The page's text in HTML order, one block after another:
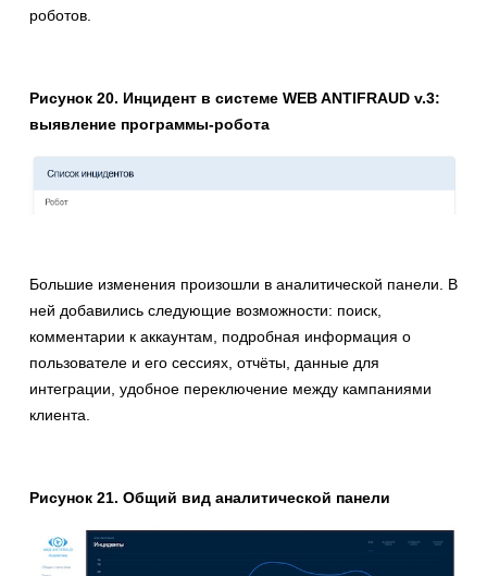
роботов.
Рисунок 20. Инцидент в системе WEB ANTIFRAUD v.3:
выявление программы-робота
Большие изменения произошли в аналитической панели. В
ней добавились следующие возможности: поиск,
комментарии к аккаунтам, подробная информация о
пользователе и его сессиях, отчёты, данные для
интеграции, удобное переключение между кампаниями
клиента.
Рисунок 21. Общий вид аналитической панели